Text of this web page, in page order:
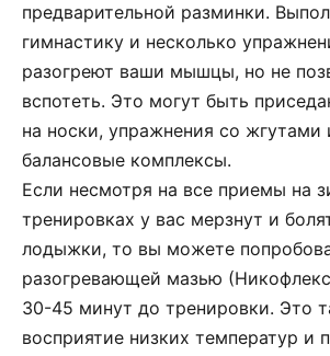
предварительной разминки.
гимнастику и несколько
разогреют ваши мышцы, но не
вспотеть. Это могут быть
на носки, упражнения со жгутами
балансовые комплексы.
Если несмотря на все приемы на
тренировках у вас мерзнут и
лодыжки, то вы можете
разогревающей мазью
30-45 минут до тренировки. Это
восприятие низких температур и